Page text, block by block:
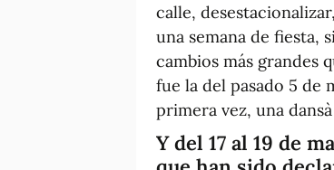
calle,
una semana de fiesta,
cambios más grandes
fue la del pasado 5 de
primera vez, una
Y del 17 al 19 de